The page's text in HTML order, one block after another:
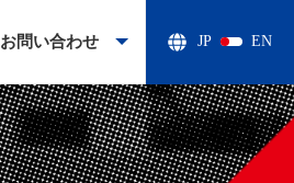
お問い合わせ JP EN